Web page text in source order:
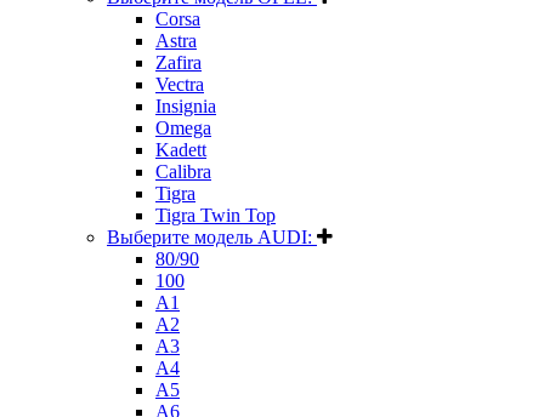
Corsa
Astra
Zafira
Vectra
Insignia
Omega
Kadett
Calibra
Tigra
Tigra Twin Top
Выберите модель AUDI:
80/90
100
A1
A2
A3
A4
A5
A6